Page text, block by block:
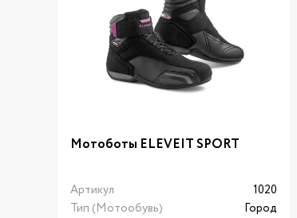
Мотоботы ELEVEIT SPORT
Артикул
1020
Тип (Мотообувь)
Город